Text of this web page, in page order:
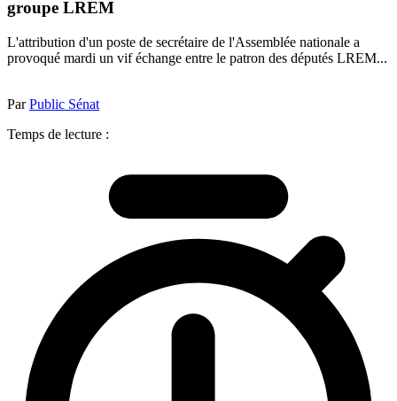
groupe LREM
L'attribution d'un poste de secrétaire de l'Assemblée nationale a
provoqué mardi un vif échange entre le patron des députés LREM...
ParPublic Sénat
Temps de lecture :